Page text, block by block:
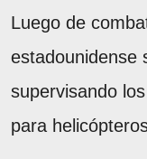
Luego de
estadounidense
supervisando
para